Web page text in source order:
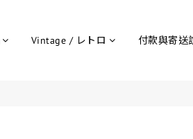
Vintage / レトロ 付款與寄送